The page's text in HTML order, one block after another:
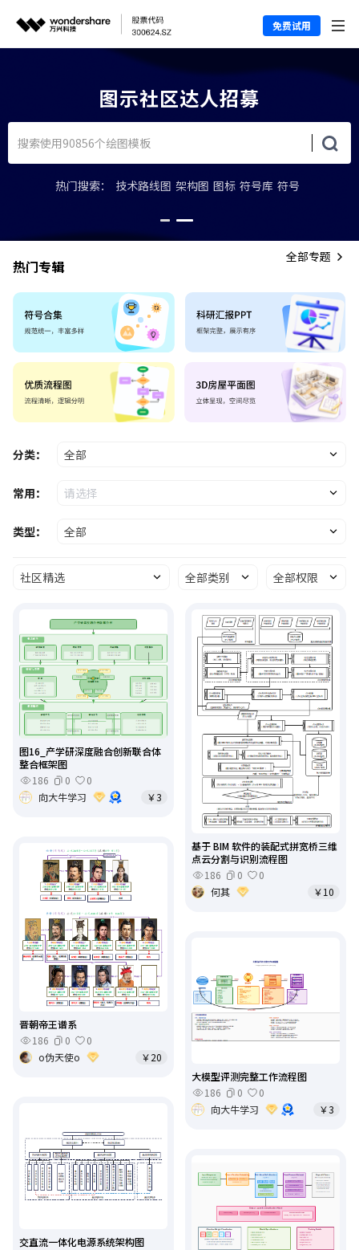
免费试用
上图示学堂，轻松上手图示软件
热门搜索： 技术路线图 架构图 图标 符号库 符号
热门专辑
全部专题
分类： 全部
常用： 请选择
类型： 全部
社区精选 全部类别 全部权限
图16_产学研深度融合创新联合体
整合框架图
186
0
0
向大牛学习
￥3
基于 BIM 软件的装配式拼宽桥三维
点云分割与识别流程图
186
0
0
何其
￥10
晋朝帝王谱系
186
0
0
o伪天使o
￥20
大模型评测完整工作流程图
186
0
0
向大牛学习
￥3
交直流一体化电源系统架构图